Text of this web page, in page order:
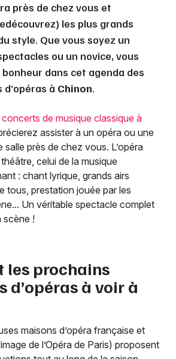
près de chez vous et
les plus grands
style. Que vous soyez un
ou un novice, vous
dans cet agenda des
à Chinon.
concerts de musique classique à
assister à un opéra ou une
près de chez vous. L’opéra
celui de la musique
: chant lyrique, grands airs
tous, prestation jouée par les
Un véritable spectacle complet
scène !
les prochains
d’opéras à voir à
maisons d’opéra française et
de l’Opéra de Paris) proposent